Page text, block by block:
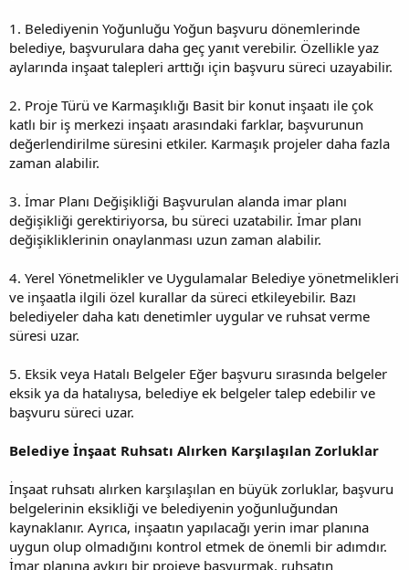
1. Belediyenin Yoğunluğu Yoğun başvuru dönemlerinde
belediye, başvurulara daha geç yanıt verebilir. Özellikle yaz
aylarında inşaat talepleri arttığı için başvuru süreci uzayabilir.
2. Proje Türü ve Karmaşıklığı Basit bir konut inşaatı ile çok
katlı bir iş merkezi inşaatı arasındaki farklar, başvurunun
değerlendirilme süresini etkiler. Karmaşık projeler daha fazla
zaman alabilir.
3. İmar Planı Değişikliği Başvurulan alanda imar planı
değişikliği gerektiriyorsa, bu süreci uzatabilir. İmar planı
değişikliklerinin onaylanması uzun zaman alabilir.
4. Yerel Yönetmelikler ve Uygulamalar Belediye yönetmelikleri
ve inşaatla ilgili özel kurallar da süreci etkileyebilir. Bazı
belediyeler daha katı denetimler uygular ve ruhsat verme
süresi uzar.
5. Eksik veya Hatalı Belgeler Eğer başvuru sırasında belgeler
eksik ya da hatalıysa, belediye ek belgeler talep edebilir ve
başvuru süreci uzar.
Belediye İnşaat Ruhsatı Alırken Karşılaşılan Zorluklar
İnşaat ruhsatı alırken karşılaşılan en büyük zorluklar, başvuru
belgelerinin eksikliği ve belediyenin yoğunluğundan
kaynaklanır. Ayrıca, inşaatın yapılacağı yerin imar planına
uygun olup olmadığını kontrol etmek de önemli bir adımdır.
İmar planına aykırı bir projeye başvurmak, ruhsatın